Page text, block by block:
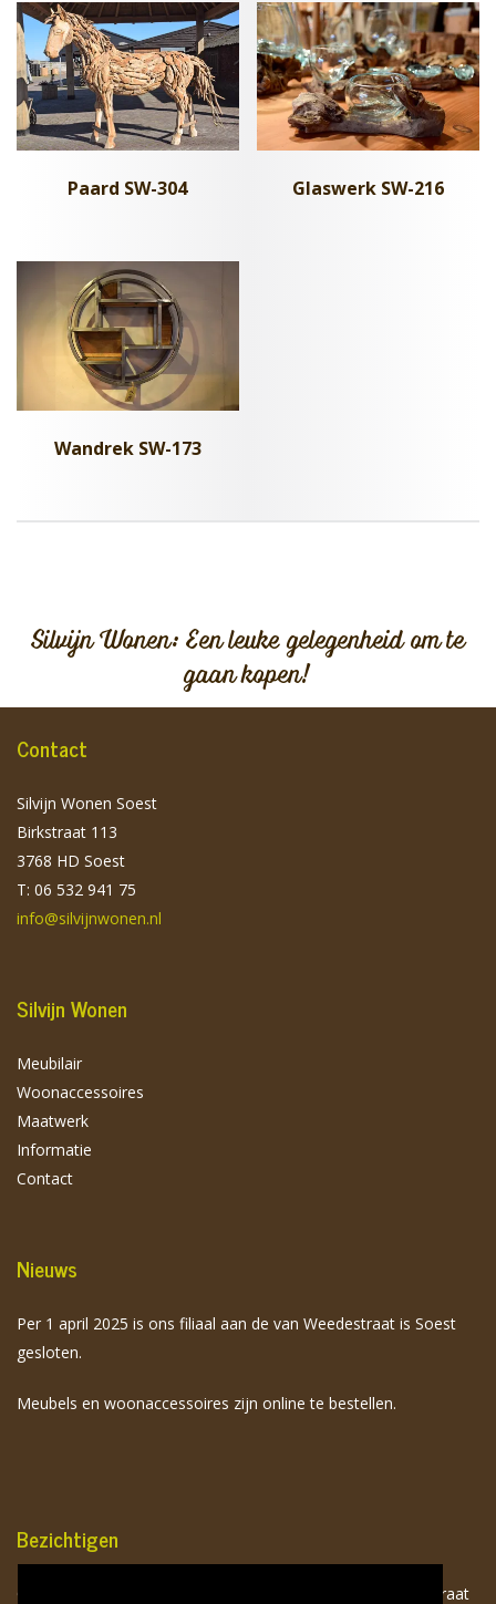
Paard SW-304 Glaswerk SW-216
Wandrek SW-173
Silvijn Wonen: Een leuke gelegenheid om te
gaan kopen!
Contact
Silvijn Wonen Soest
Birkstraat 113
3768 HD Soest
T: 06 532 941 75
info@silvijnwonen.nl
Silvijn Wonen
Meubilair
Woonaccessoires
Maatwerk
Informatie
Contact
Nieuws
Per 1 april 2025 is ons filiaal aan de van Weedestraat is Soest
gesloten.
Meubels en woonaccessoires zijn online te bestellen.
Bezichtigen
Onze meubels zijn op afspraak te bezichtigen aan de Birkstraat